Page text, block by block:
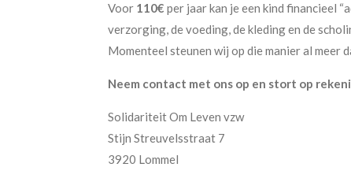
Voor 110€ per jaar kan je een kind financieel
verzorging, de voeding, de kleding en de
Momenteel steunen wij op die manier al meer
Neem contact met ons op en stort op
Solidariteit Om Leven vzw
Stijn Streuvelsstraat 7
3920 Lommel